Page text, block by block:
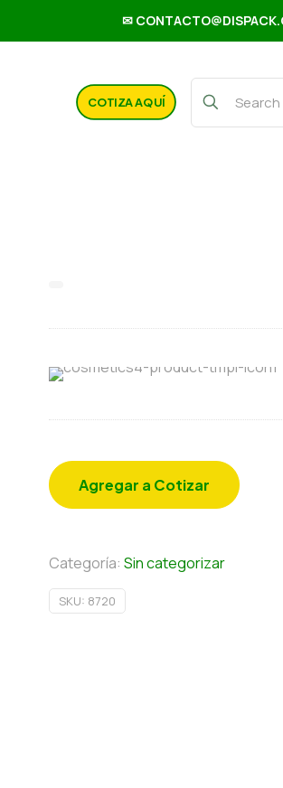
✉
COTIZA AQUÍ
Agregar a Cotizar
Categoría: Sin categorizar
SKU: 8720